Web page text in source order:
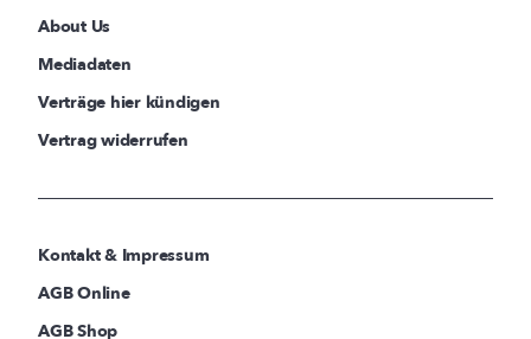
About Us
Mediadaten
Verträge hier kündigen
Vertrag widerrufen
Kontakt & Impressum
AGB Online
AGB Shop